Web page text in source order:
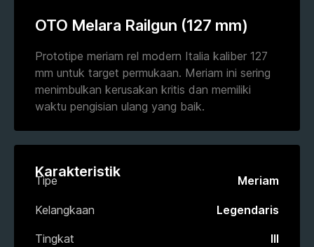
OTO Melara Railgun (127 mm)
Prototipe meriam rel modern Italia kaliber 127
mm untuk target permukaan. Meriam ini sering
menimbulkan kerusakan kritis dan memiliki
waktu pengisian ulang yang baik.
Karakteristik
Tipe Meriam
Kelangkaan Legendaris
Tingkat III